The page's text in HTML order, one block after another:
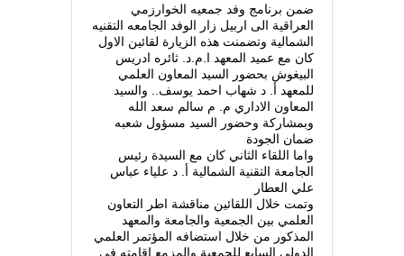
ضمن برنامج وفد جمعيه الخوارزمي
العراقية الى اربيل زار الوفد الجامعه التقنيه
الشمالية وتضمنت هذه الزيارة لقائين الاول
كان مع عميد المعهد ا.م.د. ثائره ادريس
البيغوش بحضور السيد المعاون العلمي
للمعهد أ. د شهاب احمد يوسف.. والسيد
المعاون الاداري م. م سالم سعد الله
وبمشاركة وحضور السيد مسؤول شعبه
ضمان الجودة
واما اللقاء الثاني كان مع السيدة رئيس
الجامعة التقنية الشمالية أ. د علياء عباس
علي العطار
وتمت خلال اللقائين مناقشة اطر التعاون
العلمي بين الجمعية والجامعة والمعهد
المذكور من خلال استضافه المؤتمر العلمي
الدولي السابع للجمعية والمزمع اقامته في